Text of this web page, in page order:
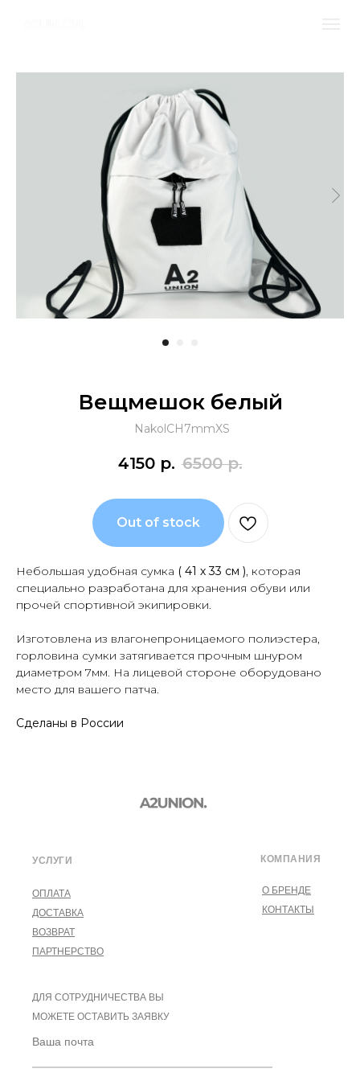
Вещмешок белый
NakolCH7mmXS
4150 р. 6500 р.
Out of stock
Небольшая удобная сумка ( 41 х 33 см ) , которая
специально разработана для хранения обуви или
прочей спортивной экипировки.
Изготовлена из влагонепроницаемого полиэстера,
горловина сумки затягивается прочным шнуром
диаметром 7мм. На лицевой стороне оборудовано
место для вашего патча.
Сделаны в России
УСЛУГИ
ДЛЯ СОТРУДНИЧЕСТВА ВЫ
МОЖЕТЕ ОСТАВИТЬ ЗАЯВКУ
Ваша почта
ОПЛАТА
ДОСТАВКА
ВОЗВРАТ
ПАРТНЕРСТВО
О БРЕНДЕ
КОНТАКТЫ
КОМПАНИЯ